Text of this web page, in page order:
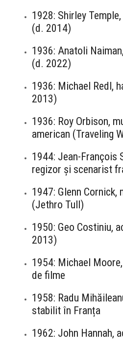
1928: Shirley
(d. 2014)
1936: Anatoli
(d. 2022)
1936: Michael Redl,
2013)
1936: Roy Orbison,
american (Traveling
1944: Jean-François
regizor și scenarist
1947: Glenn Cornick,
(Jethro Tull)
1950: Geo Costiniu,
2013)
1954: Michael
de filme
1958: Radu
stabilit în Franța
1962: John Hannah,